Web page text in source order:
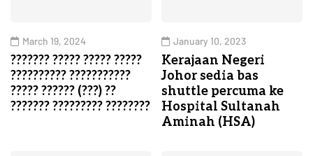
March 19, 2024
??????? ????? ????? ?????
?????????? ???????????
????? ?????? (???) ??
??????? ????????? ????????
January 10, 2023
Kerajaan Negeri
Johor sedia bas
shuttle percuma ke
Hospital Sultanah
Aminah (HSA)